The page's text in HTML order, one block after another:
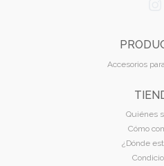
Accesorios
Quiénes
Cómo
¿Dónde